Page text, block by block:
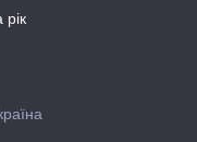
рік